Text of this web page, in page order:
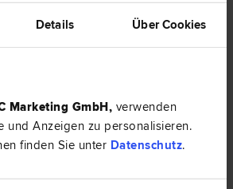
Details Über Cookies
Marketing GmbH, verwenden
und Anzeigen zu personalisieren.
finden Sie unter Datenschutz.